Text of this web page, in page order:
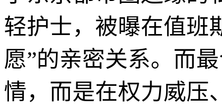
轻护士，被曝在值班
愿”的亲密关系。而
情，而是在权力威压